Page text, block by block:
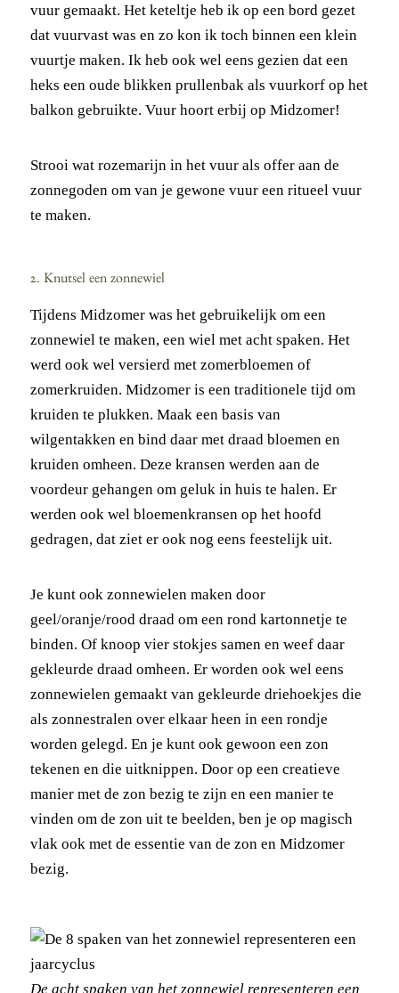
vuur gemaakt. Het keteltje heb ik op een bord gezet
dat vuurvast was en zo kon ik toch binnen een klein
vuurtje maken. Ik heb ook wel eens gezien dat een
heks een oude blikken prullenbak als vuurkorf op het
balkon gebruikte. Vuur hoort erbij op Midzomer!
Strooi wat rozemarijn in het vuur als offer aan de
zonnegoden om van je gewone vuur een ritueel vuur
te maken.
2. Knutsel een zonnewiel
Tijdens Midzomer was het gebruikelijk om een
zonnewiel te maken, een wiel met acht spaken. Het
werd ook wel versierd met zomerbloemen of
zomerkruiden. Midzomer is een traditionele tijd om
kruiden te plukken. Maak een basis van
wilgentakken en bind daar met draad bloemen en
kruiden omheen. Deze kransen werden aan de
voordeur gehangen om geluk in huis te halen. Er
werden ook wel bloemenkransen op het hoofd
gedragen, dat ziet er ook nog eens feestelijk uit.
Je kunt ook zonnewielen maken door
geel/oranje/rood draad om een rond kartonnetje te
binden. Of knoop vier stokjes samen en weef daar
gekleurde draad omheen. Er worden ook wel eens
zonnewielen gemaakt van gekleurde driehoekjes die
als zonnestralen over elkaar heen in een rondje
worden gelegd. En je kunt ook gewoon een zon
tekenen en die uitknippen. Door op een creatieve
manier met de zon bezig te zijn en een manier te
vinden om de zon uit te beelden, ben je op magisch
vlak ook met de essentie van de zon en Midzomer
bezig.
De acht spaken van het zonnewiel representeren een